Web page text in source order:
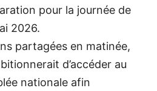
pour la journée de
2026.
partagées en matinée,
d’accéder au
nationale afin